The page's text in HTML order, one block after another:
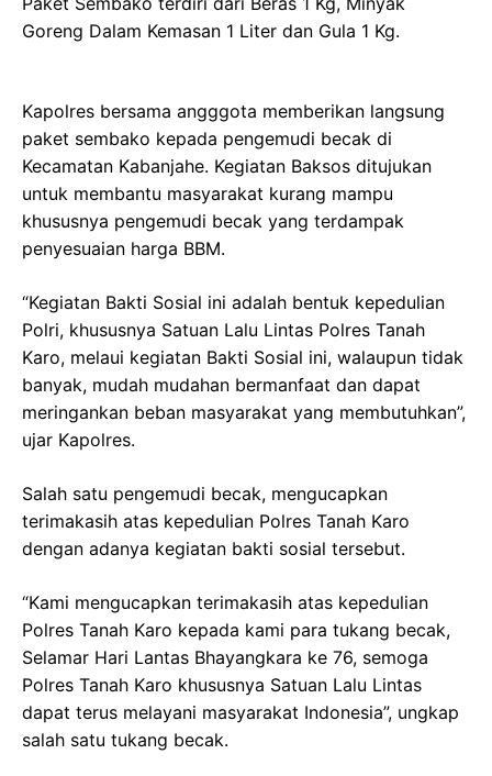
Goreng Dalam Kemasan 1 Liter dan Gula 1 Kg.
Kapolres bersama angggota memberikan langsung
paket sembako kepada pengemudi becak di
Kecamatan Kabanjahe. Kegiatan Baksos ditujukan
untuk membantu masyarakat kurang mampu
khususnya pengemudi becak yang terdampak
penyesuaian harga BBM.
“Kegiatan Bakti Sosial ini adalah bentuk kepedulian
Polri, khususnya Satuan Lalu Lintas Polres Tanah
Karo, melaui kegiatan Bakti Sosial ini, walaupun tidak
banyak, mudah mudahan bermanfaat dan dapat
meringankan beban masyarakat yang membutuhkan”,
ujar Kapolres.
Salah satu pengemudi becak, mengucapkan
terimakasih atas kepedulian Polres Tanah Karo
dengan adanya kegiatan bakti sosial tersebut.
“Kami mengucapkan terimakasih atas kepedulian
Polres Tanah Karo kepada kami para tukang becak,
Selamar Hari Lantas Bhayangkara ke 76, semoga
Polres Tanah Karo khususnya Satuan Lalu Lintas
dapat terus melayani masyarakat Indonesia”, ungkap
salah satu tukang becak.